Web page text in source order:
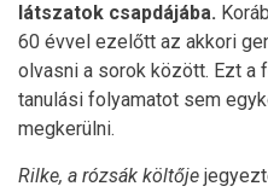
látszatok csapdájába.
60 évvel ezelőtt az akkori
olvasni a sorok között. Ezt
tanulási folyamatot sem
megkerülni.
Rilke, a rózsák költője